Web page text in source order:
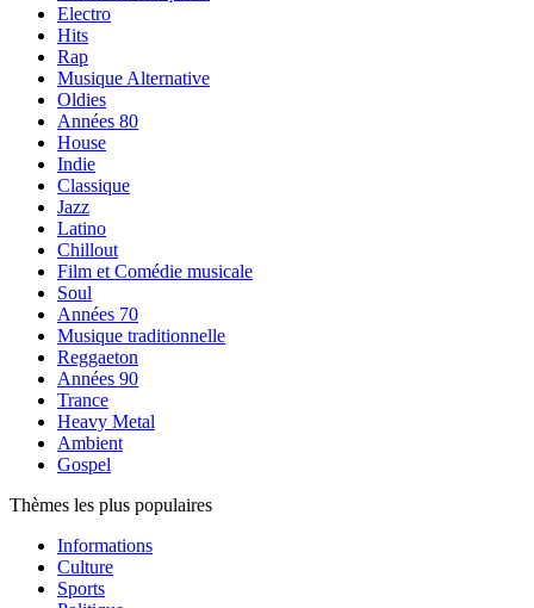
Electro
Hits
Rap
Musique Alternative
Oldies
Années 80
House
Indie
Classique
Jazz
Latino
Chillout
Film et Comédie musicale
Soul
Années 70
Musique traditionnelle
Reggaeton
Années 90
Trance
Heavy Metal
Ambient
Gospel
Thèmes les plus populaires
Informations
Culture
Sports